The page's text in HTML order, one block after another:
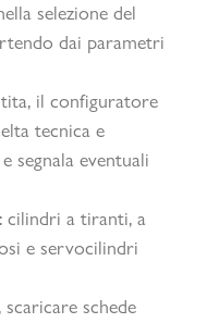
selezione del
dai parametri
il configuratore
tecnica e
segnala eventuali
cilindri a tiranti, a
e servocilindri
schede